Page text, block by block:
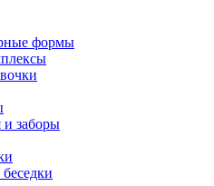
формы
заборы